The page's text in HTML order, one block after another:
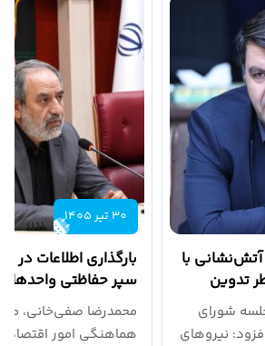
فرمانداری ها
چندرسانه ای
آتش‌نشانی با
تدوین
شورای
نیروهای
30 تیر 1405
بارگذاری اطلاعات در
سپر حفاظتی
است
محمدرضا صفی‌خانی،
هماهنگی امور اقتصادی